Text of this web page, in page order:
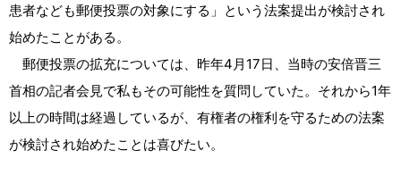
患者なども郵便投票の対象にする」という法案提出が検討され
始めたことがある。
郵便投票の拡充については、昨年4月17日、当時の安倍晋三
首相の記者会見で私もその可能性を質問していた。それから1年
以上の時間は経過しているが、有権者の権利を守るための法案
が検討され始めたことは喜びたい。